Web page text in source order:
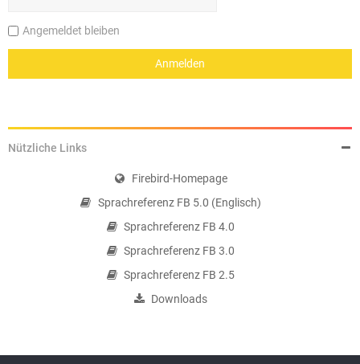
Angemeldet bleiben
Nützliche Links
Firebird-Homepage
Sprachreferenz FB 5.0 (Englisch)
Sprachreferenz FB 4.0
Sprachreferenz FB 3.0
Sprachreferenz FB 2.5
Downloads